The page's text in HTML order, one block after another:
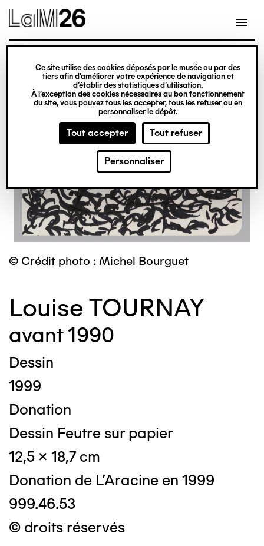
Gestion des cookies
Ce site utilise des cookies déposés par le musée ou par des
tiers afin d’améliorer votre expérience de navigation et
d’établir des statistiques d’utilisation.
À l’exception des cookies nécessaires au bon fonctionnement
du site, vous pouvez tous les accepter, tous les refuser ou en
personnaliser le dépôt.
Tout accepter Tout refuser
Personnaliser
contenu
© Crédit photo : Michel Bourguet
Louise TOURNAY
avant 1990
Dessin
1999
Donation
Dessin Feutre sur papier
12,5 x 18,7 cm
Donation de L'Aracine en 1999
999.46.53
© droits réservés